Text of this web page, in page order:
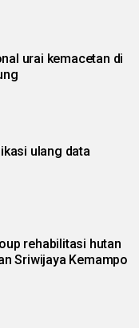
urai kemacetan di
ulang data
rehabilitasi hutan
Sriwijaya Kemampo